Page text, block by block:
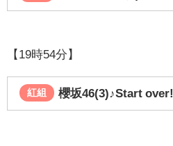
【19時54分】
紅組 櫻坂46(3)♪Start over!